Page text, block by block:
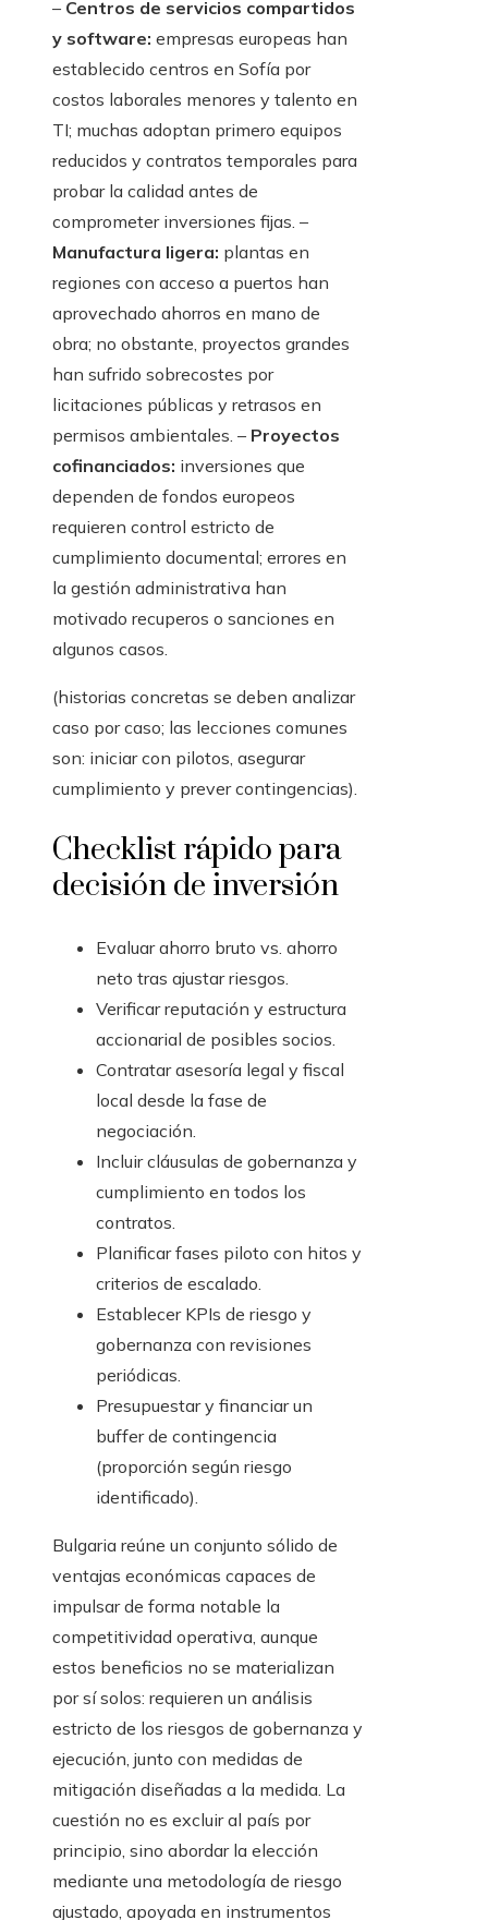
– Centros de servicios compartidos
y software: empresas europeas han
establecido centros en Sofía por
costos laborales menores y talento en
TI; muchas adoptan primero equipos
reducidos y contratos temporales para
probar la calidad antes de
comprometer inversiones fijas. –
Manufactura ligera: plantas en
regiones con acceso a puertos han
aprovechado ahorros en mano de
obra; no obstante, proyectos grandes
han sufrido sobrecostes por
licitaciones públicas y retrasos en
permisos ambientales. – Proyectos
cofinanciados: inversiones que
dependen de fondos europeos
requieren control estricto de
cumplimiento documental; errores en
la gestión administrativa han
motivado recuperos o sanciones en
algunos casos.
(historias concretas se deben analizar
caso por caso; las lecciones comunes
son: iniciar con pilotos, asegurar
cumplimiento y prever contingencias).
Checklist rápido para
decisión de inversión
Evaluar ahorro bruto vs. ahorro
neto tras ajustar riesgos.
Verificar reputación y estructura
accionarial de posibles socios.
Contratar asesoría legal y fiscal
local desde la fase de
negociación.
Incluir cláusulas de gobernanza y
cumplimiento en todos los
contratos.
Planificar fases piloto con hitos y
criterios de escalado.
Establecer KPIs de riesgo y
gobernanza con revisiones
periódicas.
Presupuestar y financiar un
buffer de contingencia
(proporción según riesgo
identificado).
Bulgaria reúne un conjunto sólido de
ventajas económicas capaces de
impulsar de forma notable la
competitividad operativa, aunque
estos beneficios no se materializan
por sí solos: requieren un análisis
estricto de los riesgos de gobernanza y
ejecución, junto con medidas de
mitigación diseñadas a la medida. La
cuestión no es excluir al país por
principio, sino abordar la elección
mediante una metodología de riesgo
ajustado, apoyada en instrumentos